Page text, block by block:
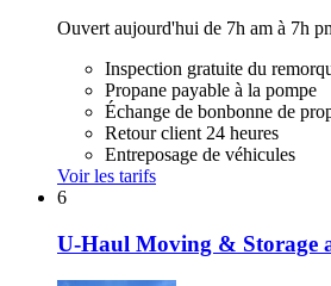
Ouvert aujourd'hui de 7h am à 7h
Inspection gratuite du
Propane payable à la pompe
Échange de bonbonne de
Retour client 24 heures
Entreposage de véhicules
Voir les tarifs
6
U-Haul Moving & Storage